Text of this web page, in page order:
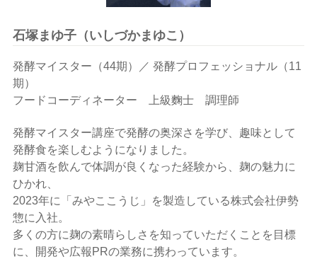
石塚まゆ子（いしづかまゆこ）
発酵マイスター（44期）／ 発酵プロフェッショナル（11
期）
フードコーディネーター 上級麴士 調理師
発酵マイスター講座で発酵の奥深さを学び、趣味として
発酵食を楽しむようになりました。
麹甘酒を飲んで体調が良くなった経験から、麹の魅力に
ひかれ、
2023年に「みやここうじ」を製造している株式会社伊勢
惣に入社。
多くの方に麹の素晴らしさを知っていただくことを目標
に、開発や広報PRの業務に携わっています。